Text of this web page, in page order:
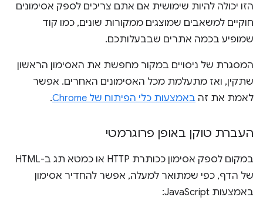
הזו יכולה להיות שימושית אם אתם צריכים לספק אסימונים
חוקיים למשאבים שמוצגים ממקורות שונים, כמו קוד
שמופיע בכמה אתרים שבבעלותכם.
המסגרת של ניסויים במקור מחפשת את האסימון הראשון
שתקין, ואז מתעלמת מכל האסימונים האחרים. אפשר
לאמת את זה באמצעות כלי הפיתוח של Chrome .
העברת טוקן באופן פרוגרמטי
במקום לספק אסימון ככותרת HTTP או כמטא תג ב-HTML
של הדף, כפי שמתואר למעלה, אפשר להחדיר אסימון
באמצעות JavaScript: